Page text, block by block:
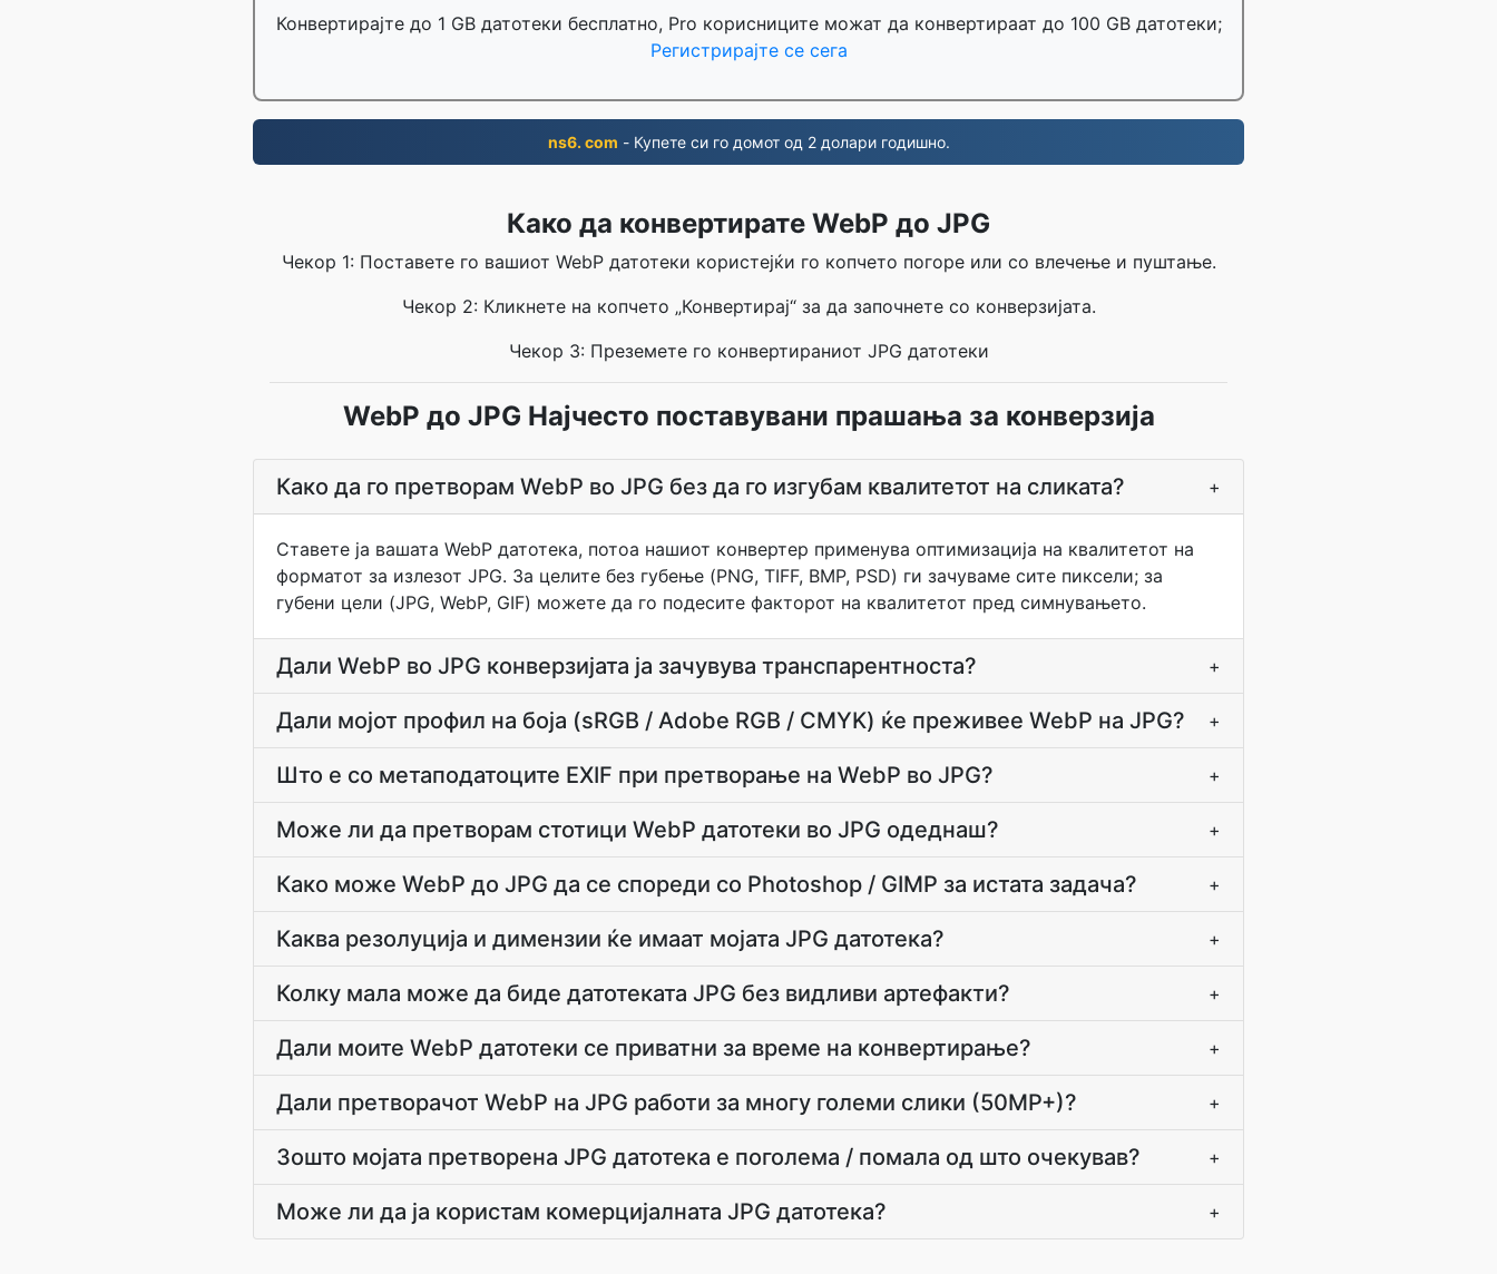
Конвертирајте до 1 GB датотеки бесплатно, Pro корисниците можат да конвертираат до 100 GB датотеки;
Регистрирајте се сега
ns6. com - Купете си го домот од 2 долари годишно.
Како да конвертирате WebP до JPG
Чекор 1: Поставете го вашиот WebP датотеки користејќи го копчето погоре или со влечење и пуштање.
Чекор 2: Кликнете на копчето „Конвертирај“ за да започнете со конверзијата.
Чекор 3: Преземете го конвертираниот JPG датотеки
WebP до JPG Најчесто поставувани прашања за конверзија
Како да го претворам WebP во JPG без да го изгубам квалитетот на сликата? +
Ставете ја вашата WebP датотека, потоа нашиот конвертер применува оптимизација на квалитетот на
форматот за излезот JPG. За целите без губење (PNG, TIFF, BMP, PSD) ги зачуваме сите пиксели; за
губени цели (JPG, WebP, GIF) можете да го подесите факторот на квалитетот пред симнувањето.
Дали WebP во JPG конверзијата ја зачувува транспарентноста? +
Дали мојот профил на боја (sRGB / Adobe RGB / CMYK) ќе преживее WebP на JPG? +
Што е со метаподатоците EXIF при претворање на WebP во JPG? +
Може ли да претворам стотици WebP датотеки во JPG одеднаш? +
Како може WebP до JPG да се спореди со Photoshop / GIMP за истата задача? +
Каква резолуција и димензии ќе имаат мојата JPG датотека? +
Колку мала може да биде датотеката JPG без видливи артефакти? +
Дали моите WebP датотеки се приватни за време на конвертирање? +
Дали претворачот WebP на JPG работи за многу големи слики (50MP+)? +
Зошто мојата претворена JPG датотека е поголема / помала од што очекував? +
Може ли да ја користам комерцијалната JPG датотека? +